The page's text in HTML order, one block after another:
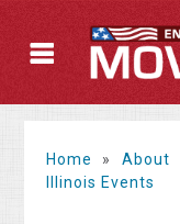
Home » About
Illinois Events